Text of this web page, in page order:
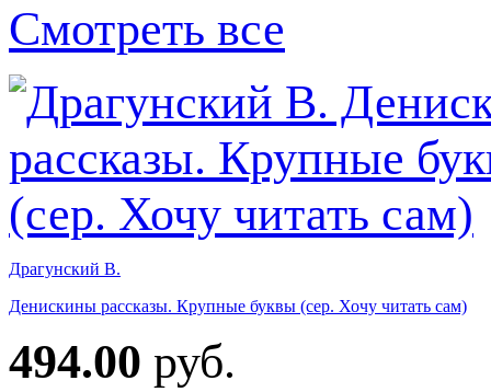
Смотреть все
Драгунский В.
Денискины рассказы. Крупные буквы (сер. Хочу читать сам)
494.00 руб.